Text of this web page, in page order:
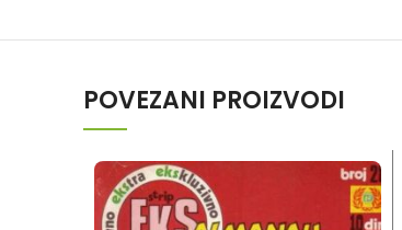
POVEZANI PROIZVODI